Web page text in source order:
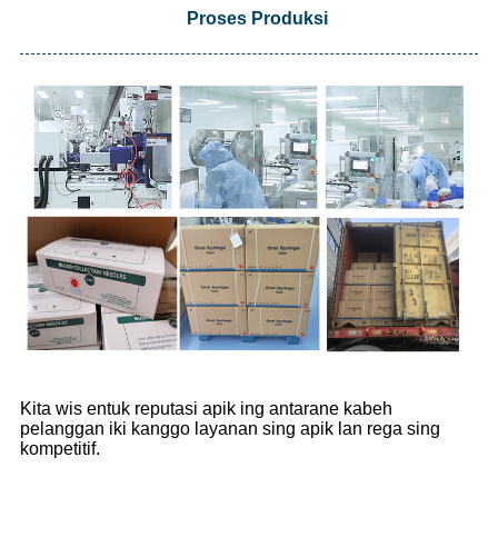
Proses Produksi
Kita wis entuk reputasi apik ing antarane kabeh
pelanggan iki kanggo layanan sing apik lan rega sing
kompetitif.